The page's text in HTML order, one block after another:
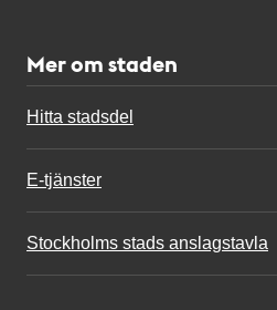
Mer om staden
Hitta stadsdel
E-tjänster
Stockholms stads anslagstavla